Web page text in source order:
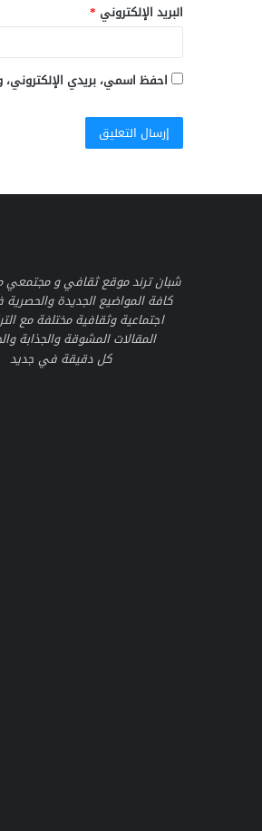
البريد الإلكتروني *
احفظ اسمي، بريدي
شبان ترند موقع ثقافي و مجتمعي
كافة المواضيع الجديدة
اجتماعية وثقافية مختلفة مع
المقالات المشوقة والجذابة
كل دقيقة في جديد